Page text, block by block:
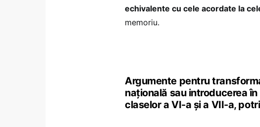
echivalente cu cele acordate la
memoriu.
Argumente pentru
națională sau introducerea
claselor a VI-a și a VII-a,